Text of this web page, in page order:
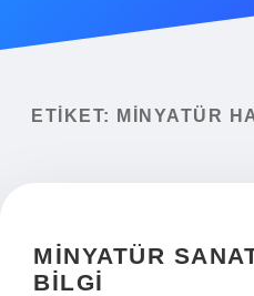
Yasal Uyarı
ETIKET: MINYATÜR
MINYATÜR
BILGI